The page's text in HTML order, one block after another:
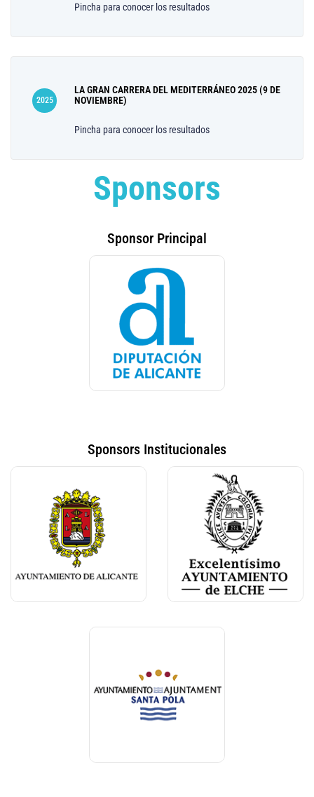
Pincha para conocer los resultados
2025
LA GRAN CARRERA DEL MEDITERRÁNEO 2025 (9 DE
NOVIEMBRE)
Pincha para conocer los resultados
Sponsors
Sponsor Principal
Sponsors Institucionales